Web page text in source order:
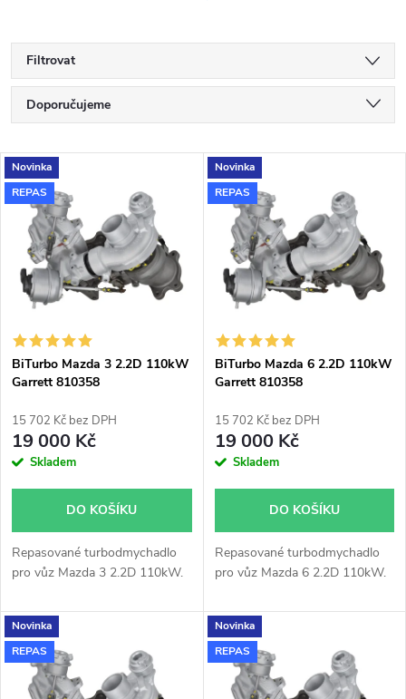
Filtrovat
Ř
a
z
e
n
í
p
r
o
u
k
t
Doporučujeme
Nejdražší
Nejprodávanější
Abecedně
V
ý
p
s
p
r
o
d
u
k
t
Novinka
REPAS
BiTurbo Mazda 3 2.2D 110kW
Garrett 810358
15 702 Kč bez DPH
19 000 Kč
Skladem
DO KOŠÍKU
Repasované turbodmychadlo
pro vůz Mazda 3 2.2D 110kW.
Novinka
REPAS
BiTurbo Mazda 6 2.2D 110kW
Garrett 810358
15 702 Kč bez DPH
19 000 Kč
Skladem
DO KOŠÍKU
Repasované turbodmychadlo
pro vůz Mazda 6 2.2D 110kW.
Novinka
REPAS
Novinka
REPAS